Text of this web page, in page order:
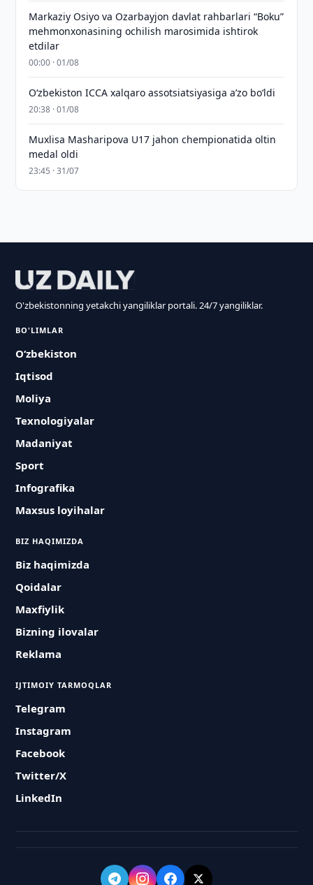
Markaziy Osiyo va Ozarbayjon davlat rahbarlari “Boku”
mehmonxonasining ochilish marosimida ishtirok
etdilar
00:00 · 01/08
O‘zbekiston ICCA xalqaro assotsiatsiyasiga aʼzo bo‘ldi
20:38 · 01/08
Muxlisa Masharipova U17 jahon chempionatida oltin
medal oldi
23:45 · 31/07
O'zbekistonning yetakchi yangiliklar portali. 24/7 yangiliklar.
BO'LIMLAR
O‘zbekiston
Iqtisod
Moliya
Texnologiyalar
Madaniyat
Sport
Infografika
Maxsus loyihalar
BIZ HAQIMIZDA
Biz haqimizda
Qoidalar
Maxfiylik
Bizning ilovalar
Reklama
IJTIMOIY TARMOQLAR
Telegram
Instagram
Facebook
Twitter/X
LinkedIn